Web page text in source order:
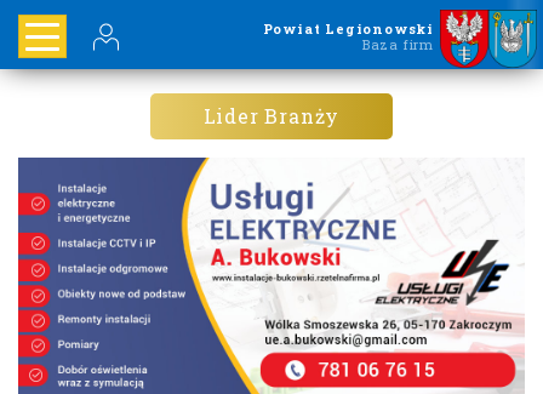
Powiat Legionowski
Baza firm
Lider Branży